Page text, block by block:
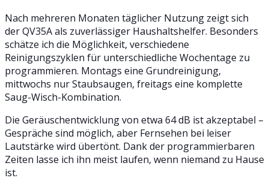
Nach mehreren Monaten täglicher Nutzung zeigt sich
der QV35A als zuverlässiger Haushaltshelfer. Besonders
schätze ich die Möglichkeit, verschiedene
Reinigungszyklen für unterschiedliche Wochentage zu
programmieren. Montags eine Grundreinigung,
mittwochs nur Staubsaugen, freitags eine komplette
Saug-Wisch-Kombination.
Die Geräuschentwicklung von etwa 64 dB ist akzeptabel –
Gespräche sind möglich, aber Fernsehen bei leiser
Lautstärke wird übertönt. Dank der programmierbaren
Zeiten lasse ich ihn meist laufen, wenn niemand zu Hause
ist.